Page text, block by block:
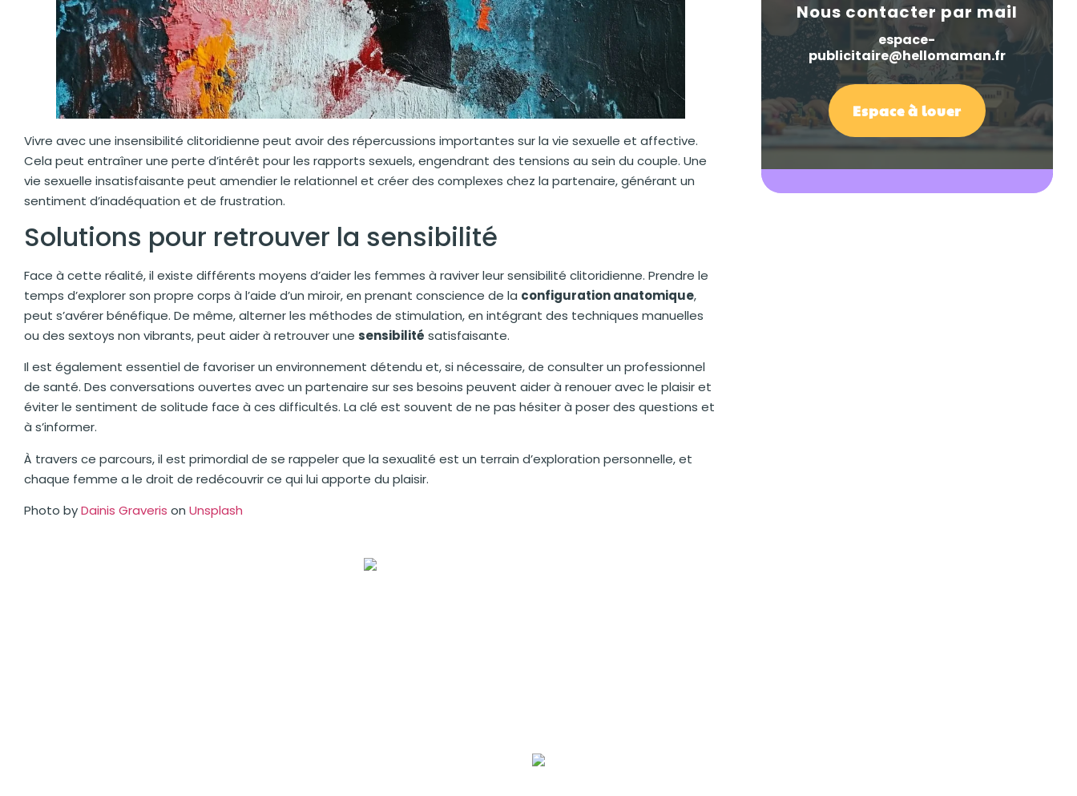
Vivre avec une insensibilité clitoridienne peut avoir des répercussions importantes sur la vie sexuelle et affective.
Cela peut entraîner une perte d’intérêt pour les rapports sexuels, engendrant des tensions au sein du couple. Une
vie sexuelle insatisfaisante peut amendier le relationnel et créer des complexes chez la partenaire, générant un
sentiment d’inadéquation et de frustration.
Solutions pour retrouver la sensibilité
Face à cette réalité, il existe différents moyens d’aider les femmes à raviver leur sensibilité clitoridienne. Prendre le
temps d’explorer son propre corps à l’aide d’un miroir, en prenant conscience de la configuration anatomique,
peut s’avérer bénéfique. De même, alterner les méthodes de stimulation, en intégrant des techniques manuelles
ou des sextoys non vibrants, peut aider à retrouver une sensibilité satisfaisante.
Il est également essentiel de favoriser un environnement détendu et, si nécessaire, de consulter un professionnel
de santé. Des conversations ouvertes avec un partenaire sur ses besoins peuvent aider à renouer avec le plaisir et
éviter le sentiment de solitude face à ces difficultés. La clé est souvent de ne pas hésiter à poser des questions et
à s’informer.
À travers ce parcours, il est primordial de se rappeler que la sexualité est un terrain d’exploration personnelle, et
chaque femme a le droit de redécouvrir ce qui lui apporte du plaisir.
Photo byDainis Graveris on Unsplash
Nous contacter par mail
espace-
publicitaire@hellomaman.fr
Espace à louer